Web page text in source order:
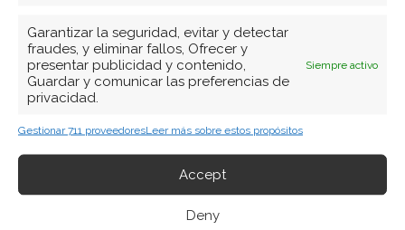
Garantizar la seguridad, evitar y detectar
fraudes, y eliminar fallos, Ofrecer y
presentar publicidad y contenido,
Guardar y comunicar las preferencias de
privacidad.
Siempre activo
Gestionar 711 proveedoresLeer más sobre estos propósitos
Accept
Deny
BUSCAR
ARTÍCULOS RECIENTES
DroneShield: Wall Street refuerza su apuesta